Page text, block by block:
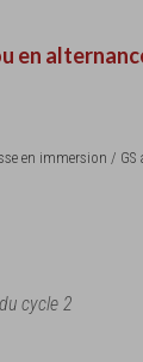
en
en immersion /
cycle 2